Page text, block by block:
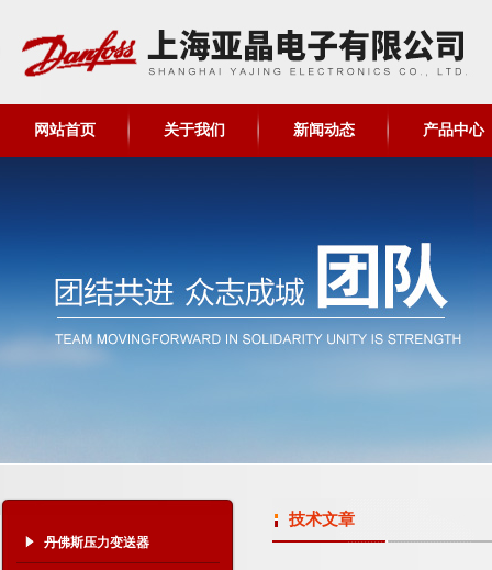
网站首页 关于我们 新闻动态 产品中心
丹佛斯压力变送器
技术文章